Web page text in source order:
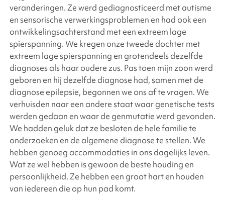
veranderingen. Ze werd gediagnosticeerd met autisme
en sensorische verwerkingsproblemen en had ook een
ontwikkelingsachterstand met een extreem lage
spierspanning. We kregen onze tweede dochter met
extreem lage spierspanning en grotendeels dezelfde
diagnoses als haar oudere zus. Pas toen mijn zoon werd
geboren en hij dezelfde diagnose had, samen met de
diagnose epilepsie, begonnen we ons af te vragen. We
verhuisden naar een andere staat waar genetische tests
werden gedaan en waar de genmutatie werd gevonden.
We hadden geluk dat ze besloten de hele familie te
onderzoeken en de algemene diagnose te stellen. We
hebben genoeg accommodaties in ons dagelijks leven.
Wat ze wel hebben is gewoon de beste houding en
persoonlijkheid. Ze hebben een groot hart en houden
van iedereen die op hun pad komt.